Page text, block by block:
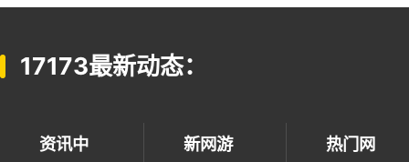
17173最新动态：
资讯中 新网游 热门网